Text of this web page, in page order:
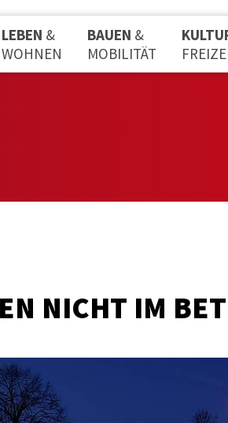
LEBEN &
WOHNEN
BAUEN &
MOBILITÄT
NICHT IM